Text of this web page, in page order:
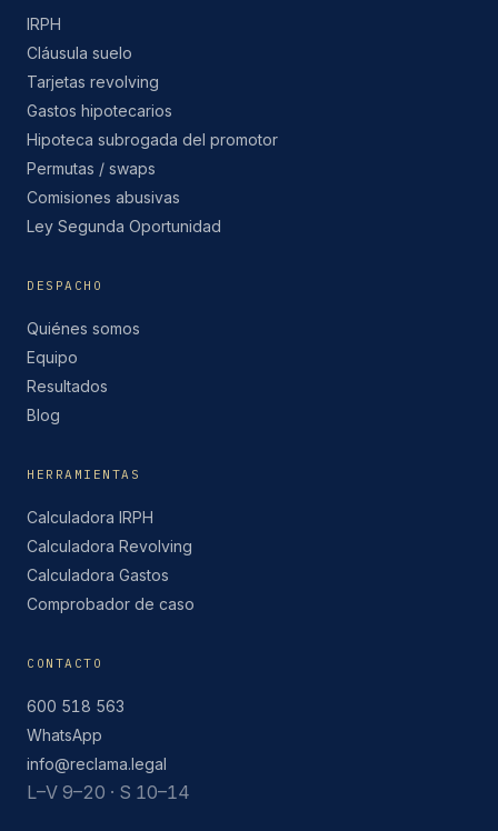
IRPH
Cláusula suelo
Tarjetas revolving
Gastos hipotecarios
Hipoteca subrogada del promotor
Permutas / swaps
Comisiones abusivas
Ley Segunda Oportunidad
DESPACHO
Quiénes somos
Equipo
Resultados
Blog
HERRAMIENTAS
Calculadora IRPH
Calculadora Revolving
Calculadora Gastos
Comprobador de caso
CONTACTO
600 518 563
WhatsApp
info@reclama.legal
L–V 9–20 · S 10–14